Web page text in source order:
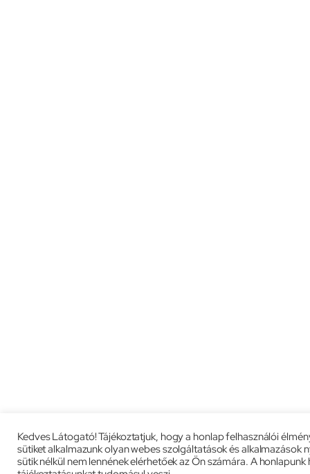
Kedves Látogató! Tájékoztatjuk, hogy a honlap felhasználói
sütiket alkalmazunk olyan webes szolgáltatások és alkalmazások
sütik nélkül nem lennének elérhetőek az Ön számára. A honlapunk